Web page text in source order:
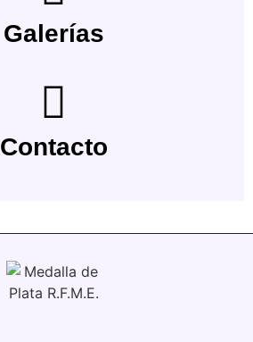
Galerías
Contacto